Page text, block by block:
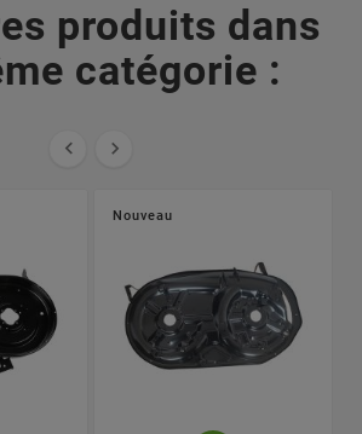
produits dans
catégorie :
 
Nouveau